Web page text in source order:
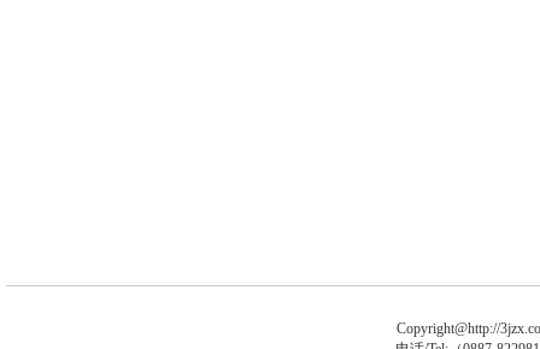
Copyright@http://